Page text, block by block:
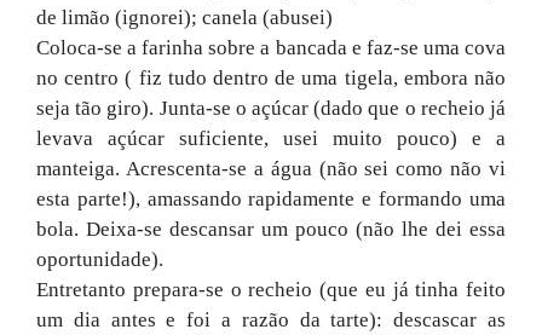
de limão (ignorei); canela (abusei)
Coloca-se a farinha sobre a bancada e faz-se uma cova
no centro ( fiz tudo dentro de uma tigela, embora não
seja tão giro). Junta-se o açúcar (dado que o recheio já
levava açúcar suficiente, usei muito pouco) e a
manteiga. Acrescenta-se a água (não sei como não vi
esta parte!), amassando rapidamente e formando uma
bola. Deixa-se descansar um pouco (não lhe dei essa
oportunidade).
Entretanto prepara-se o recheio (que eu já tinha feito
um dia antes e foi a razão da tarte): descascar as